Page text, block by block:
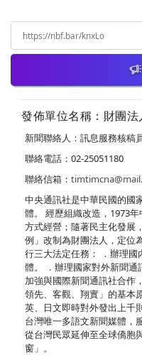
發佈單位名稱：財團
新聞聯絡人：訊息服務核稿
聯絡電話：02-25051180
聯絡信箱：
中央通訊社是中華民國的國
體。 經歷組織改造，1973
方式經營；隨著民主化發展
例」改制為財團法人，定位
行三大法定任務： ．辦理
體。 ．辦理國家對外新聞通
加強與國際新聞通訊社合作
領先、客觀、翔實」的基本
英、日文即時對外發出上千
台灣唯一多語文新聞媒體，
從台灣民眾延伸至全球僑胞
窗」。